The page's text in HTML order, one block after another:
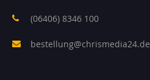
(06406) 8346 100
bestellung@chrismedia24.de